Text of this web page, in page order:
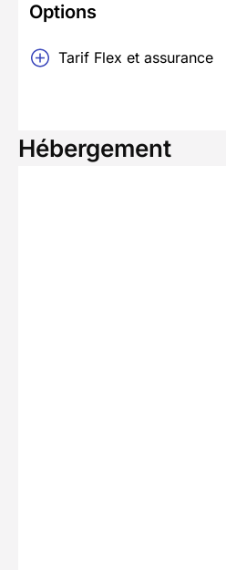
Options
Tarif Flex et assurance
Hébergement